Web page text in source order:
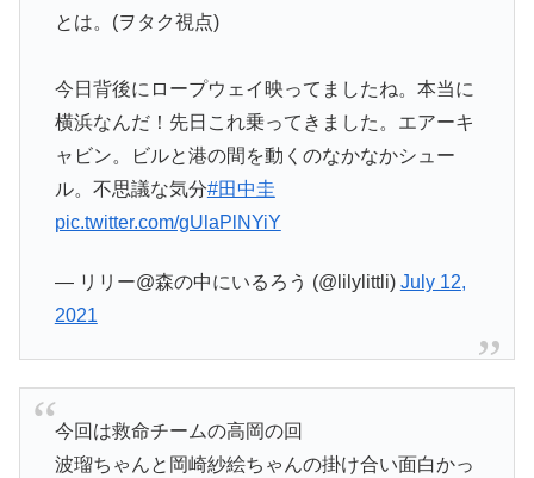
とは。(ヲタク視点)
今日背後にロープウェイ映ってましたね。本当に
横浜なんだ！先日これ乗ってきました。エアーキ
ャビン。ビルと港の間を動くのなかなかシュー
ル。不思議な気分#田中圭
pic.twitter.com/gUlaPlNYiY
— リリー@森の中にいるろう (@lilylittli) July 12,
2021
今回は救命チームの高岡の回
波瑠ちゃんと岡崎紗絵ちゃんの掛け合い面白かっ